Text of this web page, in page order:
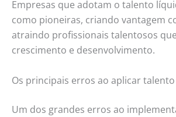
Empresas que adotam o talento
como pioneiras, criando vantagem
atraindo profissionais talentosos
crescimento e desenvolvimento.
Os principais erros ao aplicar
Um dos grandes erros ao